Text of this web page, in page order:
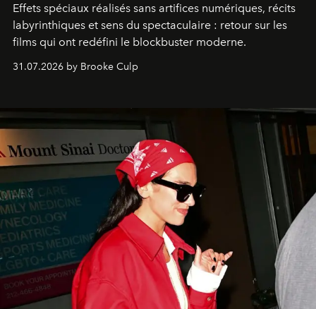
Effets spéciaux réalisés sans artifices numériques, récits
labyrinthiques et sens du spectaculaire : retour sur les
films qui ont redéfini le blockbuster moderne.
31.07.2026 by Brooke Culp